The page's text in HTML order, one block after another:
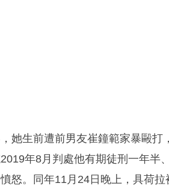
她生前遭前男友崔鐘範家暴毆打
年8月判處他有期徒刑一年半
怒。同年11月24日晚上，具荷拉